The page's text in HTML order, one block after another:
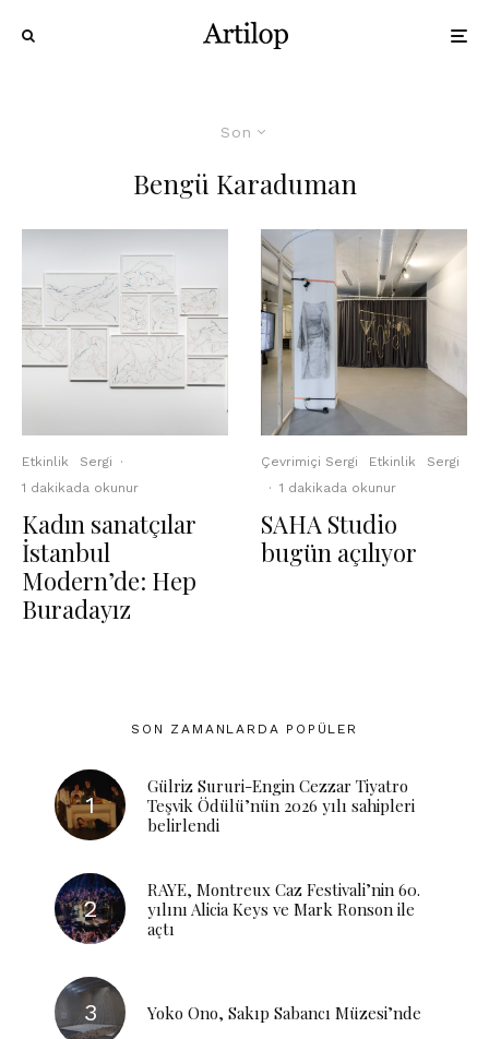
Son
Bengü Karaduman
Etkinlik Sergi
·
1 dakikada okunur
Kadın sanatçılar
İstanbul
Modern’de: Hep
Buradayız
Çevrimiçi Sergi Etkinlik
Sergi
· 1 dakikada okunur
SAHA Studio
bugün açılıyor
SON ZAMANLARDA POPÜLER
Gülriz Sururi-Engin Cezzar Tiyatro
Teşvik Ödülü’nün 2026 yılı sahipleri
belirlendi
RAYE, Montreux Caz Festivali’nin 60.
yılını Alicia Keys ve Mark Ronson ile
açtı
Yoko Ono, Sakıp Sabancı Müzesi’nde